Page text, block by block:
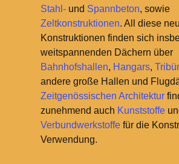
Stahl-und Spannbeton, sowie
Zeltkonstruktionen. All diese
Konstruktionen finden sich
weitspannenden Dächern über
Bahnhofshallen, Hangars,
andere große Hallen und
Zeitgenössischen Architektur
zunehmend auch Kunststoffe
Verbundwerkstoffefür die
Verwendung.